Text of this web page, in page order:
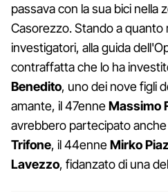
passava con la sua bici nella
Casorezzo. Stando a quanto
investigatori, alla guida
contraffatta che lo ha
Benedito, uno dei nove figli
amante, il 47enneMassimo
avrebbero partecipato anche
Trifone, il 44enneMirko
Lavezzo, fidanzato di una